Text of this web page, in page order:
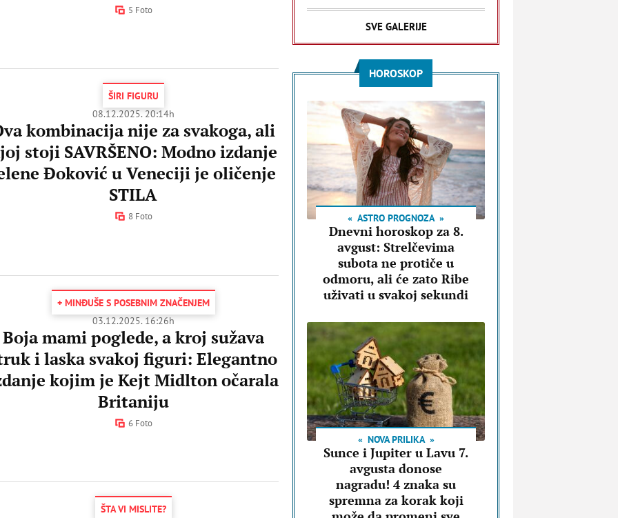
5 Foto
ŠIRI FIGURU
08.12.2025. 20:14h
kombinacija nije za svakoga, ali
stoji SAVRŠENO: Modno izdanje
Đoković u Veneciji je oličenje
STILA
8 Foto
+ MINĐUŠE S POSEBNIM ZNAČENJEM
03.12.2025. 16:26h
Boja mami poglede, a kroj sužava
i laska svakoj figuri: Elegantno
kojim je Kejt Midlton očarala
Britaniju
6 Foto
ŠTA VI MISLITE?
SVE GALERIJE
HOROSKOP
ASTRO PROGNOZA
Dnevni horoskop za 8.
avgust: Strelčevima
subota ne protiče u
odmoru, ali će zato Ribe
uživati u svakoj sekundi
NOVA PRILIKA
Sunce i Jupiter u Lavu 7.
avgusta donose
nagradu! 4 znaka su
spremna za korak koji